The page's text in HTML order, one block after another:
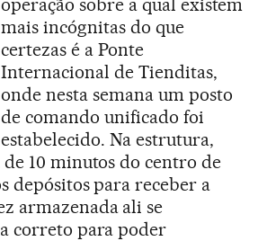
mais incógnitas do que
certezas é a Ponte
Internacional de Tienditas,
onde nesta semana um posto
de comando unificado foi
estabelecido. Na estrutura,
de 10 minutos do centro de
depósitos para receber a
armazenada ali se
correto para poder